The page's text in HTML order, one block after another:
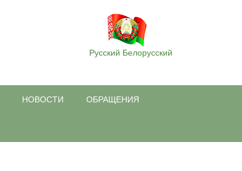
Русский Белорусский
НОВОСТИ ОБРАЩЕНИЯ